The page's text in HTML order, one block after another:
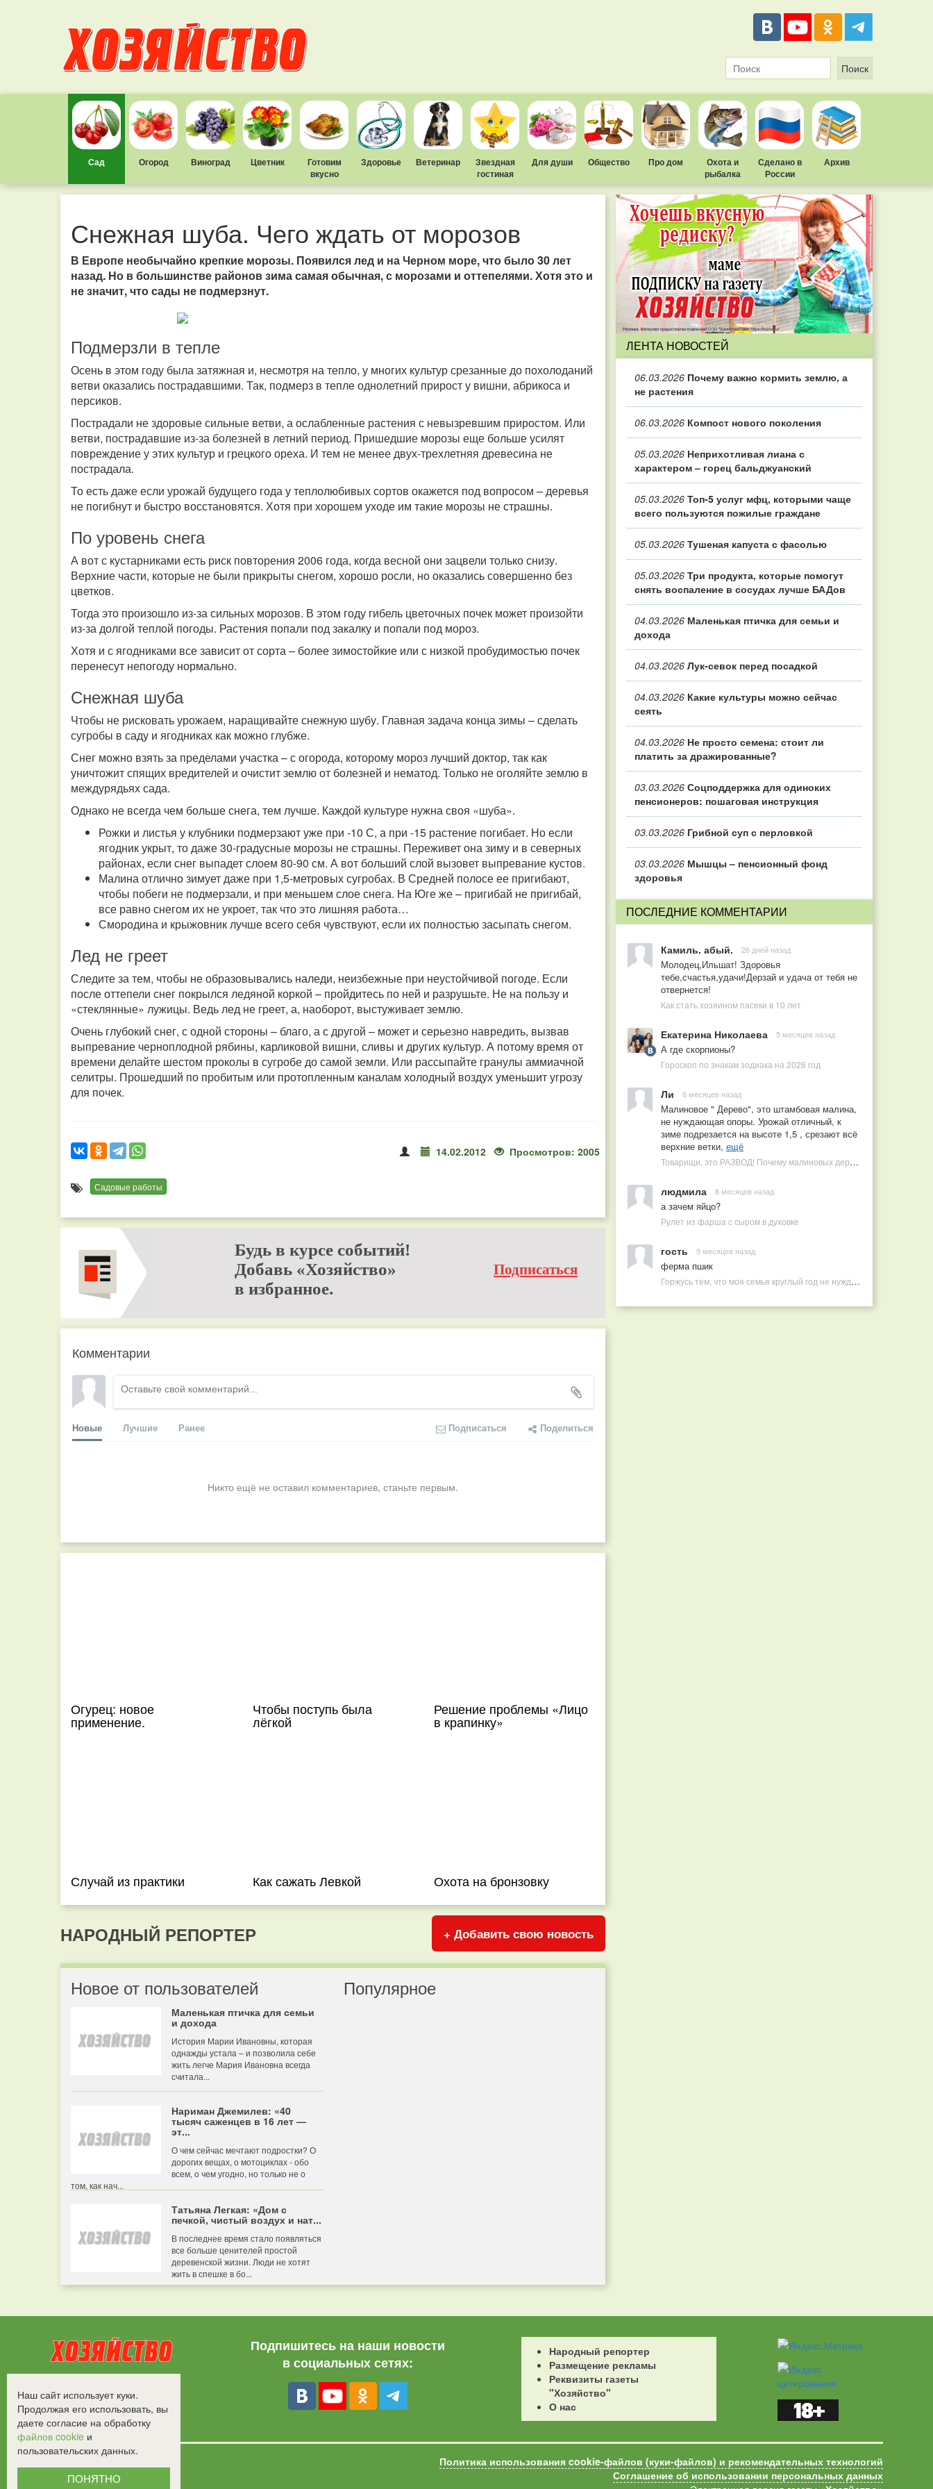
Сад Огород Виноград Цветник
Готовим
вкусно
Здоровье Ветеринар
Звездная
гостиная
Для души Общество Про дом
Охота и
рыбалка
Сделано в
России
Архив
Снежная шуба. Чего ждать от морозов
В Европе необычайно крепкие морозы. Появился лед и на Черном море, что было 30 лет
назад. Но в большинстве районов зима самая обычная, с морозами и оттепелями. Хотя это и
не значит, что сады не подмерзнут.
Подмерзли в тепле
Осень в этом году была затяжная и, несмотря на тепло, у многих культур срезанные до похолоданий
ветви оказались пострадавшими. Так, подмерз в тепле однолетний прирост у вишни, абрикоса и
персиков.
Пострадали не здоровые сильные ветви, а ослабленные растения с невызревшим приростом. Или
ветви, пострадавшие из-за болезней в летний период. Пришедшие морозы еще больше усилят
повреждение у этих культур и грецкого ореха. И тем не менее двух-трехлетняя древесина не
пострадала.
То есть даже если урожай будущего года у теплолюбивых сортов окажется под вопросом – деревья
не погибнут и быстро восстановятся. Хотя при хорошем уходе им такие морозы не страшны.
По уровень снега
А вот с кустарниками есть риск повторения 2006 года, когда весной они зацвели только снизу.
Верхние части, которые не были прикрыты снегом, хорошо росли, но оказались совершенно без
цветков.
Тогда это произошло из-за сильных морозов. В этом году гибель цветочных почек может произойти
из-за долгой теплой погоды. Растения попали под закалку и попали под мороз.
Хотя и с ягодниками все зависит от сорта – более зимостойкие или с низкой пробудимостью почек
перенесут непогоду нормально.
Снежная шуба
Чтобы не рисковать урожаем, наращивайте снежную шубу. Главная задача конца зимы – сделать
сугробы в саду и ягодниках как можно глубже.
Снег можно взять за пределами участка – с огорода, которому мороз лучший доктор, так как
уничтожит спящих вредителей и очистит землю от болезней и нематод. Только не оголяйте землю в
междурядьях сада.
Однако не всегда чем больше снега, тем лучше. Каждой культуре нужна своя «шуба».
Рожки и листья у клубники подмерзают уже при -10 С, а при -15 растение погибает. Но если
ягодник укрыт, то даже 30-градусные морозы не страшны. Переживет она зиму и в северных
районах, если снег выпадет слоем 80-90 см. А вот больший слой вызовет выпревание кустов.
Малина отлично зимует даже при 1,5-метровых сугробах. В Средней полосе ее пригибают,
чтобы побеги не подмерзали, и при меньшем слое снега. На Юге же – пригибай не пригибай,
все равно снегом их не укроет, так что это лишняя работа…
Смородина и крыжовник лучше всего себя чувствуют, если их полностью засыпать снегом.
Лед не греет
Следите за тем, чтобы не образовывались наледи, неизбежные при неустойчивой погоде. Если
после оттепели снег покрылся ледяной коркой – пройдитесь по ней и разрушьте. Не на пользу и
«стеклянные» лужицы. Ведь лед не греет, а, наоборот, выстуживает землю.
Очень глубокий снег, с одной стороны – благо, а с другой – может и серьезно навредить, вызвав
выпревание черноплодной рябины, карликовой вишни, сливы и других культур. А потому время от
времени делайте шестом проколы в сугробе до самой земли. Или рассыпайте гранулы аммиачной
селитры. Прошедший по пробитым или протопленным каналам холодный воздух уменьшит угрозу
для почек.
14.02.2012 Просмотров: 2005
Садовые работы
Будь в курсе событий!
Добавь «Хозяйство»
в избранное.
Подписаться
Комментарии
Новые Лучшие Ранее Подписаться Поделиться
Никто ещё не оставил комментариев, станьте первым.
Огурец: новое
применение.
Чтобы поступь была
лёгкой
Решение проблемы «Лицо
в крапинку»
Случай из практики Как сажать Левкой Охота на бронзовку
НАРОДНЫЙ РЕПОРТЕР + Добавить свою новость
Новое от пользователей
Маленькая птичка для семьи
и дохода
История Марии Ивановны, которая
однажды устала – и позволила себе
жить легче Мария Ивановна всегда
считала...
Нариман Джемилев: «40
тысяч саженцев в 16 лет —
эт...
О чем сейчас мечтают подростки? О
дорогих вещах, о мотоциклах - обо
всем, о чем угодно, но только не о
том, как нач...
Татьяна Легкая: «Дом с
печкой, чистый воздух и нат...
В последнее время стало появляться
все больше ценителей простой
деревенской жизни. Люди не хотят
жить в спешке в бо...
Популярное
ЛЕНТА НОВОСТЕЙ
06.03.2026 Почему важно кормить землю, а
не растения
06.03.2026 Компост нового поколения
05.03.2026 Неприхотливая лиана с
характером – горец бальджуанский
05.03.2026 Топ‑5 услуг мфц, которыми чаще
всего пользуются пожилые граждане
05.03.2026 Тушеная капуста с фасолью
05.03.2026 Три продукта, которые помогут
снять воспаление в сосудах лучше БАДов
04.03.2026 Маленькая птичка для семьи и
дохода
04.03.2026 Лук-севок перед посадкой
04.03.2026 Какие культуры можно сейчас
сеять
04.03.2026 Не просто семена: стоит ли
платить за дражированные?
03.03.2026 Соцподдержка для одиноких
пенсионеров: пошаговая инструкция
03.03.2026 Грибной суп с перловкой
03.03.2026 Мышцы – пенсионный фонд
здоровья
ПОСЛЕДНИЕ КОММЕНТАРИИ
Камиль. абый. 26 дней назад
Молодец,Ильшат! Здоровья
тебе,счастья,удачи!Дерзай и удача от тебя не
отвернется!
Как стать хозяином пасеки в 10 лет
Екатерина Николаева 5 месяцев назад
А где скорпионы?
Гороскоп по знакам зодиака на 2026 год
Ли 6 месяцев назад
Малиновое " Дерево", это штамбовая малина,
не нуждающая опоры. Урожай отличный, к
зиме подрезается на высоте 1,5 , срезают всё
верхние ветки, ещё
Товарищи, это РАЗВОД! Почему малиновых деревьев не бывает, или Как ушлые продавцы наживаются на мечтах садоводов
людмила 8 месяцев назад
а зачем яйцо?
Рулет из фарша с сыром в духовке
гость 9 месяцев назад
ферма пшик
Горжусь тем, что моя семья круглый год не нуждается в покупных витаминах
Все права защищены.
©2008-2017 - "Хозяйство"
Подпишитесь на наши новости
в социальных сетях:
Народный репортер
Размещение рекламы
Реквизиты газеты
"Хозяйство"
О нас
Политика использования cookie-файлов (куки-файлов) и рекомендательных технологий
Соглашение об использовании персональных данных
Наш сайт использует куки.
Продолжая его использовать, вы
даете согласие на обработку
файлов cookie и
пользовательских данных.
ПОНЯТНО